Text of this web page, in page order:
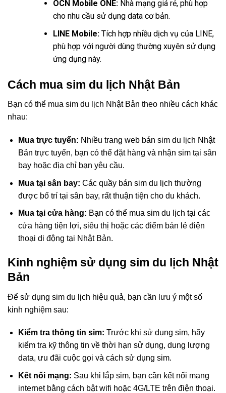
OCN Mobile ONE:Nhà mạng giá rẻ, phù hợp
cho nhu cầu sử dụng data cơ bản.
LINE Mobile:Tích hợp nhiều dịch vụ của LINE,
phù hợp với người dùng thường xuyên sử dụng
ứng dụng này.
Cách mua sim du lịch Nhật Bản
Bạn có thể mua sim du lịch Nhật Bản theo nhiều cách khác
nhau:
Mua trực tuyến: Nhiều trang web bán sim du lịch Nhật
Bản trực tuyến, bạn có thể đặt hàng và nhận sim tại sân
bay hoặc địa chỉ bạn yêu cầu.
Mua tại sân bay: Các quầy bán sim du lịch thường
được bố trí tại sân bay, rất thuận tiện cho du khách.
Mua tại cửa hàng: Bạn có thể mua sim du lịch tại các
cửa hàng tiện lợi, siêu thị hoặc các điểm bán lẻ điện
thoại di động tại Nhật Bản.
Kinh nghiệm sử dụng sim du lịch Nhật
Bản
Để sử dụng sim du lịch hiệu quả, bạn cần lưu ý một số
kinh nghiệm sau:
Kiểm tra thông tin sim: Trước khi sử dụng sim, hãy
kiểm tra kỹ thông tin về thời hạn sử dụng, dung lượng
data, ưu đãi cuộc gọi và cách sử dụng sim.
Kết nối mạng: Sau khi lắp sim, bạn cần kết nối mạng
internet bằng cách bật wifi hoặc 4G/LTE trên điện thoại.